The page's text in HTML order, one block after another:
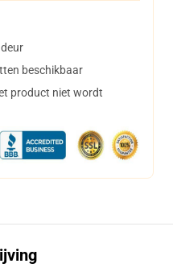
beschikbaar
product niet wordt